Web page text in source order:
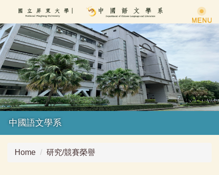
Jump
the
main
content
block
中國語文學系
Home 研究/競賽榮譽